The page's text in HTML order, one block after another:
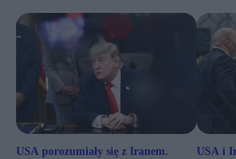
USA porozumiały się z Iranem.
USA i